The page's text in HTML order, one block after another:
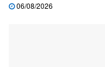
06/08/2026